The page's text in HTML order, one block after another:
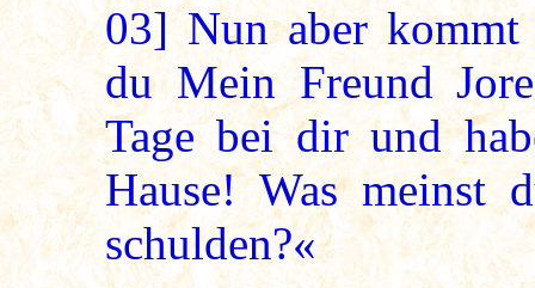
03] Nun aber kommt
du Mein Freund
Tage bei dir und
Hause! Was meinst
schulden?«